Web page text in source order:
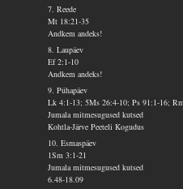
7. Reede
Mt 18:21-35
Andkem andeks!
8. Laupäev
Ef 2:1-10
Andkem andeks!
9. Pühapäev
Lk 4:1-13; 5Ms 26:4-10; Ps 91:1-16;
Jumala mitmesugused kutsed
Kohtla-Järve Peeteli Kogudus
10. Esmaspäev
1Sm 3:1-21
Jumala mitmesugused kutsed
6.48-18.09